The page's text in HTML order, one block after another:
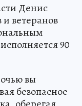
Денис
ветеранов
90
вы
безопасное